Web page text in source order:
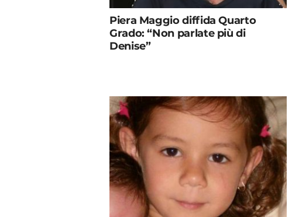
Piera Maggio diffida Quarto
Grado: “Non parlate più di
Denise”